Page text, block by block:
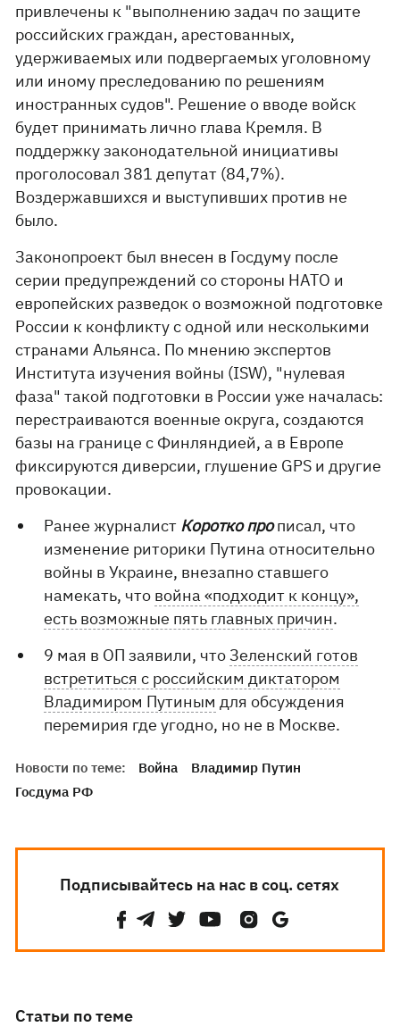
привлечены к "выполнению задач по защите
российских граждан, арестованных,
удерживаемых или подвергаемых уголовному
или иному преследованию по решениям
иностранных судов". Решение о вводе войск
будет принимать лично глава Кремля. В
поддержку законодательной инициативы
проголосовал 381 депутат (84,7%).
Воздержавшихся и выступивших против не
было.
Законопроект был внесен в Госдуму после
серии предупреждений со стороны НАТО и
европейских разведок о возможной подготовке
России к конфликту с одной или несколькими
странами Альянса. По мнению экспертов
Института изучения войны (ISW), "нулевая
фаза" такой подготовки в России уже началась:
перестраиваются военные округа, создаются
базы на границе с Финляндией, а в Европе
фиксируются диверсии, глушение GPS и другие
провокации.
Ранее журналист Коротко прописал, что
изменение риторики Путина относительно
войны в Украине, внезапно ставшего
намекать, что война «подходит к концу»,
есть возможные пять главных причин.
9 мая в ОП заявили, что Зеленский готов
встретиться с российским диктатором
Владимиром Путиным для обсуждения
перемирия где угодно, но не в Москве.
Новости по теме: Война
Владимир Путин
Госдума РФ
Подписывайтесь на нас в соц. сетях
Статьи по теме